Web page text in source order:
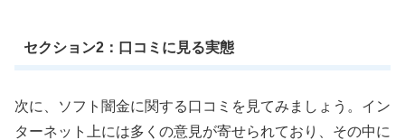
セクション2：口コミに見る実態
次に、ソフト闇金に関する口コミを見てみましょう。イン
ターネット上には多くの意見が寄せられており、その中に